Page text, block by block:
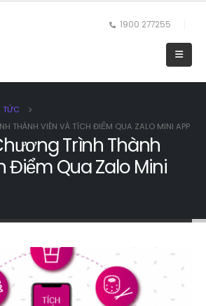
1900 277255
TỨC
THÀNH VIÊN VÀ TÍCH ĐIỂM QUA ZALO MINI APP
Trình Thành
Điểm Qua Zalo Mini